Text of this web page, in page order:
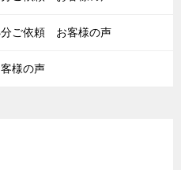
分ご依頼 お客様の声
様の声